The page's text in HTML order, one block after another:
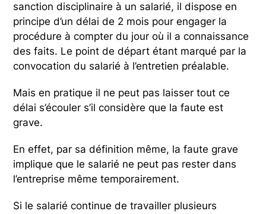
sanction disciplinaire à un salarié, il dispose en
principe d’un délai de 2 mois pour engager la
procédure à compter du jour où il a connaissance
des faits. Le point de départ étant marqué par la
convocation du salarié à l’entretien préalable.
Mais en pratique il ne peut pas laisser tout ce
délai s’écouler s’il considère que la faute est
grave.
En effet, par sa définition même, la faute grave
implique que le salarié ne peut pas rester dans
l’entreprise même temporairement.
Si le salarié continue de travailler plusieurs